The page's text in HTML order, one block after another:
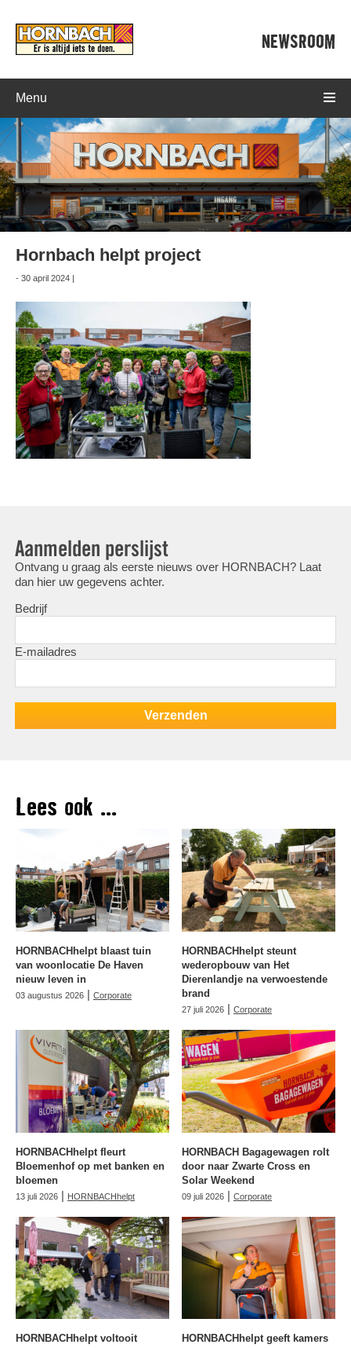
NEWSROOM
Menu
Hornbach helpt project
- 30 april 2024 |
Aanmelden perslijst
Ontvang u graag als eerste nieuws over HORNBACH? Laat
dan hier uw gegevens achter.
Bedrijf
E-mailadres
Lees ook ...
HORNBACHhelpt blaast tuin
van woonlocatie De Haven
nieuw leven in
03 augustus 2026 | Corporate
HORNBACHhelpt steunt
wederopbouw van Het
Dierenlandje na verwoestende
brand
27 juli 2026 | Corporate
HORNBACHhelpt fleurt
Bloemenhof op met banken en
bloemen
13 juli 2026 | HORNBACHhelpt
HORNBACH Bagagewagen rolt
door naar Zwarte Cross en
Solar Weekend
09 juli 2026 | Corporate
HORNBACHhelpt voltooit
HORNBACHhelpt geeft kamers